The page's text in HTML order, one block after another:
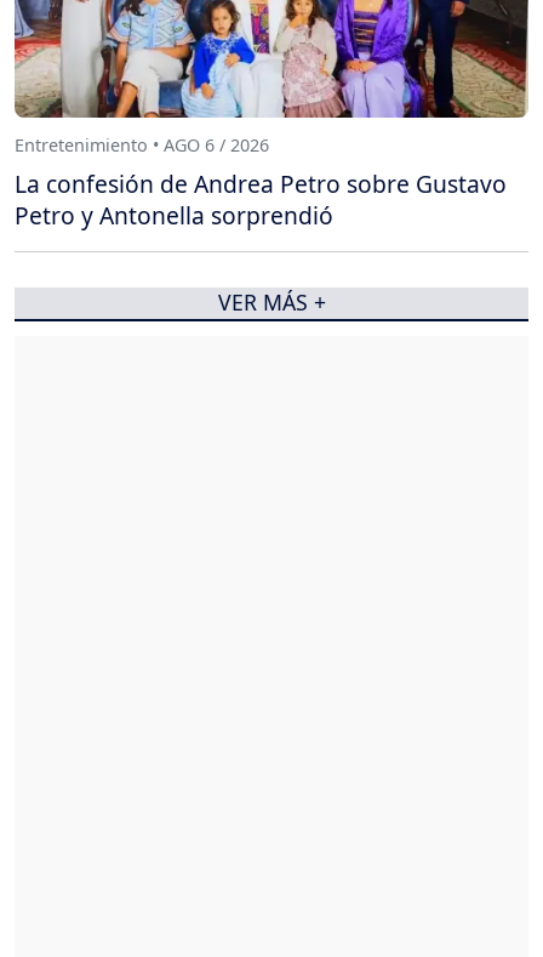
Entretenimiento • AGO 6 / 2026
La confesión de Andrea Petro sobre Gustavo
Petro y Antonella sorprendió
VER MÁS +